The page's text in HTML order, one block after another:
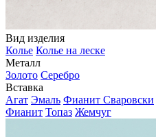
Вид изделия
Колье Колье на леске
Металл
Золото Серебро
Вставка
Агат Эмаль Фианит Сваровски
Фианит Топаз Жемчуг